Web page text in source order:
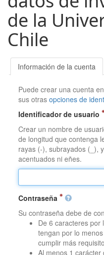
de la
Chile
Información de la cuenta
Puede crear una cuenta
sus otrasopciones de
Identificador de usuario
Crear un nombre de
de longitud que contenga
rayas (-), subrayados (_),
acentuados ni eñes.
Contraseña
Su contraseña debe de
De 6 caracteres por
tengan por lo
cumplir más
Al menos 1